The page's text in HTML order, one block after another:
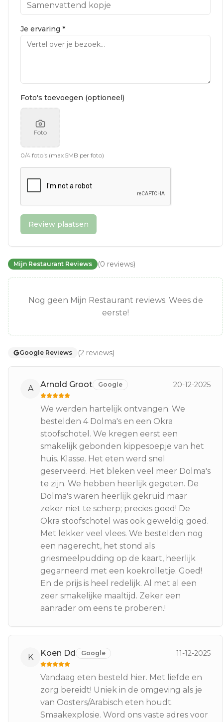
Je ervaring *
Foto's toevoegen (optioneel)
Foto
0/4 foto's (max 5MB per foto)
Review plaatsen
Mijn Restaurant Reviews (0 reviews)
Nog geen Mijn Restaurant reviews. Wees de
eerste!
Google Reviews (2 reviews)
A Arnold Groot Google 20-12-2025
We werden hartelijk ontvangen. We
bestelden 4 Dolma's en een Okra
stoofschotel. We kregen eerst een
smakelijk gebonden kippesoepje van het
huis. Klasse. Het eten werd snel
geserveerd. Het bleken veel meer Dolma's
te zijn. We hebben heerlijk gegeten. De
Dolma's waren heerlijk gekruid maar
zeker niet te scherp; precies goed! De
Okra stoofschotel was ook geweldig goed.
Met lekker veel vlees. We bestelden nog
een nagerecht, het stond als
griesmeelpudding op de kaart, heerlijk
gegarneerd met een koekrolletje. Goed!
En de prijs is heel redelijk. Al met al een
zeer smakelijke maaltijd. Zeker een
aanrader om eens te proberen.!
K Koen Dd Google 11-12-2025
Vandaag eten besteld hier. Met liefde en
zorg bereidt! Uniek in de omgeving als je
van Oosters/Arabisch eten houdt.
Smaakexplosie. Word ons vaste adres voor